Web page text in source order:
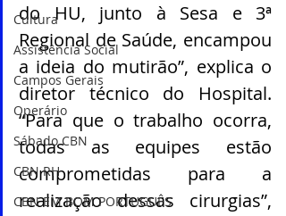
Cultura
Assistência Social
Campos Gerais
Operário
Sábado CBN
CBN RH
CBN EM BOM PORTUGUÊS
do HU, junto à Sesa e 3ª
Regional de Saúde, encampou
a ideia do mutirão”, explica o
diretor técnico do Hospital.
“Para que o trabalho ocorra,
todas as equipes estão
comprometidas para a
realização dessas cirurgias”,